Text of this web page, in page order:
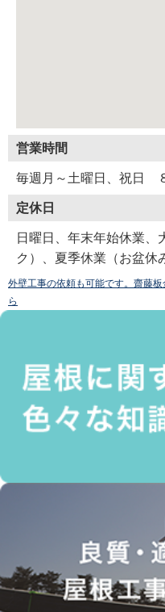
営業時間
毎週月～土曜日、祝日
定休日
日曜日、年末年始休業、
ク）、夏季休業（お盆休
外壁工事の依頼も可能です。齋藤
ら